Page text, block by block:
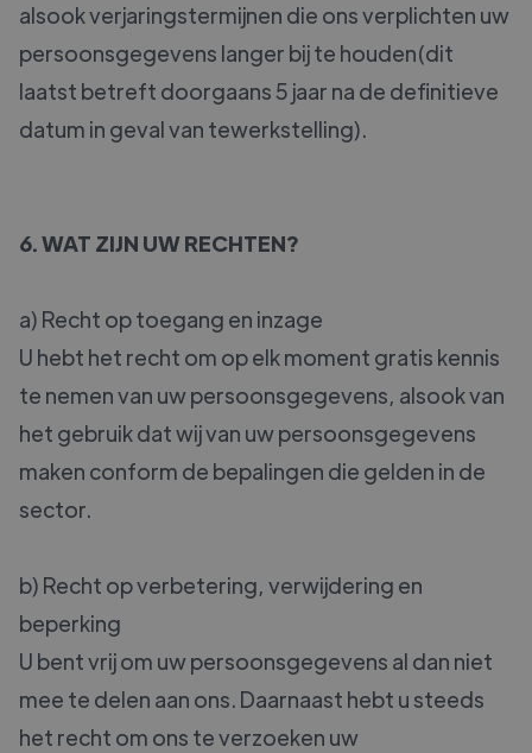
alsook verjaringstermijnen die ons verplichten uw
persoonsgegevens langer bij te houden(dit
laatst betreft doorgaans 5 jaar na de definitieve
datum in geval van tewerkstelling).
6. WAT ZIJN UW RECHTEN?
a) Recht op toegang en inzage
U hebt het recht om op elk moment gratis kennis
te nemen van uw persoonsgegevens, alsook van
het gebruik dat wij van uw persoonsgegevens
maken conform de bepalingen die gelden in de
sector.
b) Recht op verbetering, verwijdering en
beperking
U bent vrij om uw persoonsgegevens al dan niet
mee te delen aan ons. Daarnaast hebt u steeds
het recht om ons te verzoeken uw